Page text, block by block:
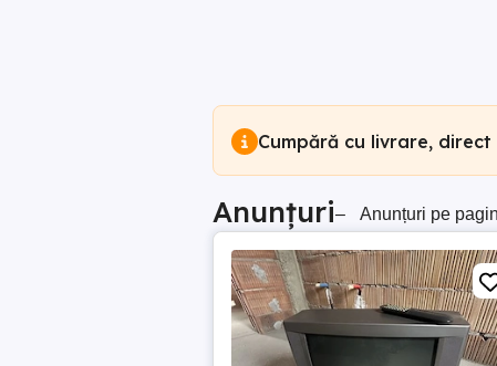
Cumpără cu livrare,
Anunțuri– Anunțuri pe